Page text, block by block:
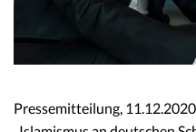
Pressemitteilung,